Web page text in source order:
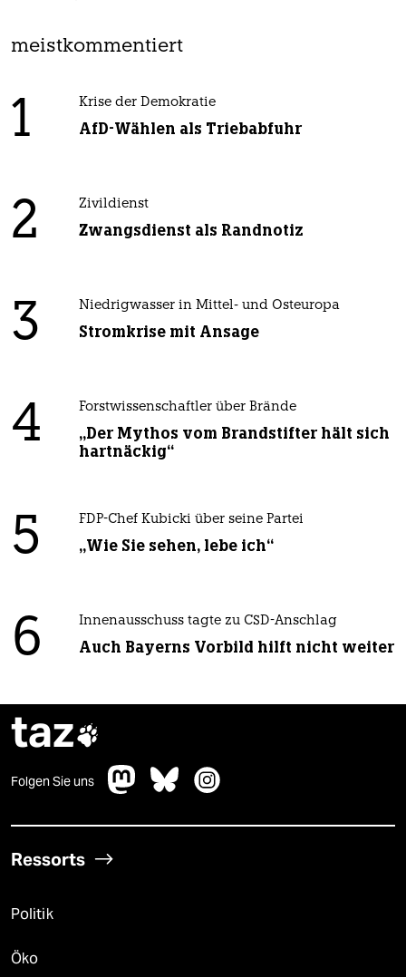
meistkommentiert
1 Krise der Demokratie
AfD-Wählen als Triebabfuhr
2 Zivildienst
Zwangsdienst als Randnotiz
3 Niedrigwasser in Mittel- und Osteuropa
Stromkrise mit Ansage
4 Forstwissenschaftler über Brände
„Der Mythos vom Brandstifter hält sich
hartnäckig“
5 FDP-Chef Kubicki über seine Partei
„Wie Sie sehen, lebe ich“
6 Innenausschuss tagte zu CSD-Anschlag
Auch Bayerns Vorbild hilft nicht weiter
taz
Folgen Sie uns
Ressorts
Politik
Öko